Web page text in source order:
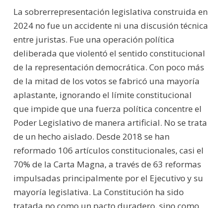
La sobrerrepresentación legislativa construida en
2024 no fue un accidente ni una discusión técnica
entre juristas. Fue una operación política
deliberada que violentó el sentido constitucional
de la representación democrática. Con poco más
de la mitad de los votos se fabricó una mayoría
aplastante, ignorando el límite constitucional
que impide que una fuerza política concentre el
Poder Legislativo de manera artificial. No se trata
de un hecho aislado. Desde 2018 se han
reformado 106 artículos constitucionales, casi el
70% de la Carta Magna, a través de 63 reformas
impulsadas principalmente por el Ejecutivo y su
mayoría legislativa. La Constitución ha sido